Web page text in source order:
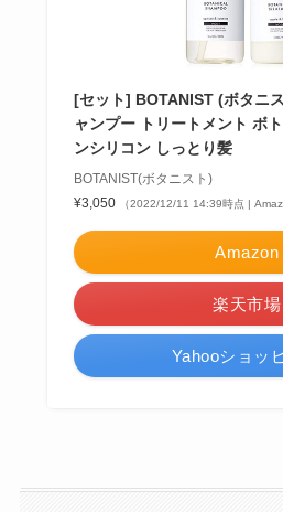
[セット] BOTANIST (ボタニ
ャンプー トリートメント ボ
ンシリコン しっとり髪
BOTANIST(ボタニスト)
¥3,050
（2022/12/11 14:39時点 |
Amazon
楽天市場
Yahooショッ